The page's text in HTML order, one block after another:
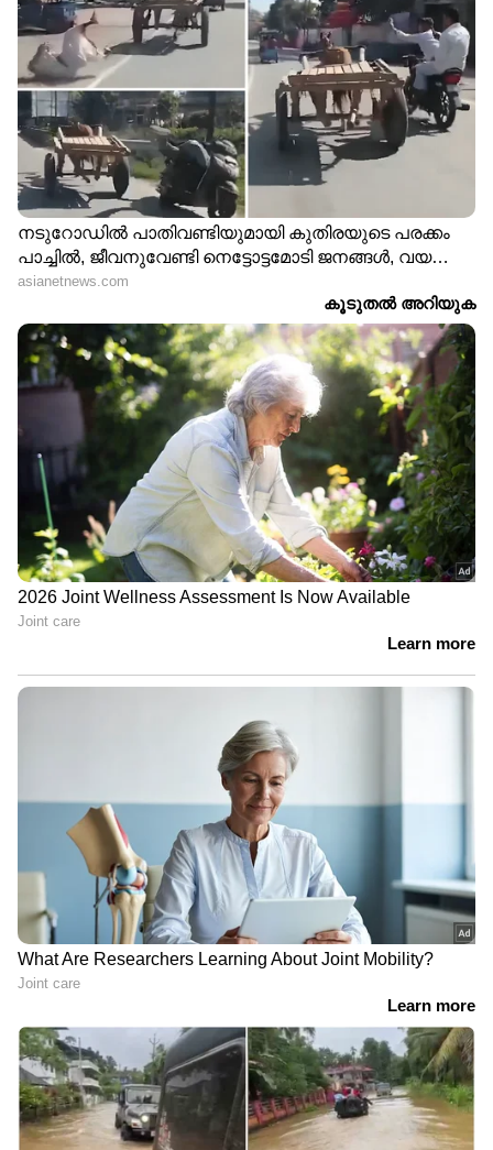
Drishyam 3 Review:
മൂന്നാംവരവിലും
വാക്കുപാലിച്ച് ആ നാലാം
ക്ലാസുകാരൻ
'ഒരു അപ്പൂപ്പനെ പോലെ
തോന്നി, വളരെ ഫ്രീയായ
സംസാരം'; മോദിയെ
കണ്ടതിനെക്കുറിച്ച്
അഹാന കൃഷ്‍ണ
LATEST VIDEOS
യുവമോർച്ചയുടെ സെക്രട്ടറിയേറ്റ്
മാർച്ചിൽ സംഘർഷം; വി
മുരളിധരൻ ഉദ്ഘാടനം ചെയ്യും |
സുൽത്താൻ ബത്തേരി വടക്കനാട്
ഗോത്ര വയോധികയെ
കാണാതായിട്ട് ഒൻപത് ദിവസം;
തങ്കിക്കായി വനത്തിലും തെരച്ചിൽ